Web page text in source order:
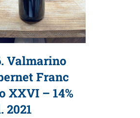
Valmarino
Franc
XXVI – 14%
2021